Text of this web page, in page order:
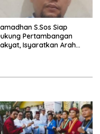
S.Sos Siap
Pertambangan
Isyaratkan Arah